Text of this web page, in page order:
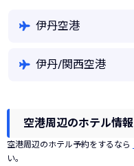
伊丹空港
伊丹/関西空港
空港周辺のホテル情報
空港周辺のホテル予約をするなら
い。